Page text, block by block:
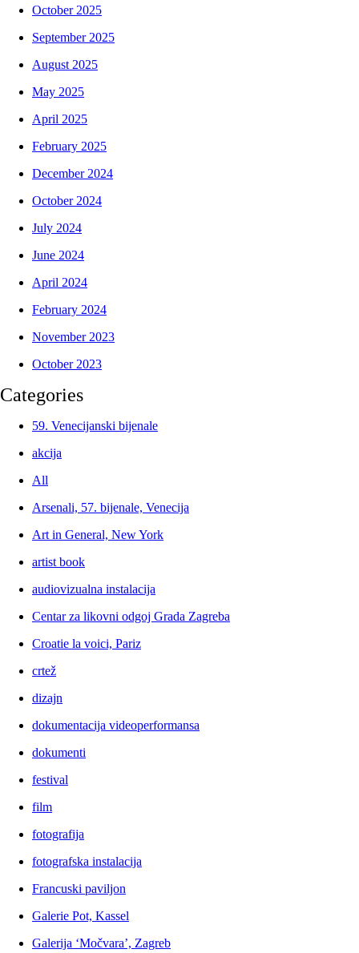
October 2025
September 2025
August 2025
May 2025
April 2025
February 2025
December 2024
October 2024
July 2024
June 2024
April 2024
February 2024
November 2023
October 2023
Categories
59. Venecijanski bijenale
akcija
All
Arsenali, 57. bijenale, Venecija
Art in General, New York
artist book
audiovizualna instalacija
Centar za likovni odgoj Grada Zagreba
Croatie la voici, Pariz
crtež
dizajn
dokumentacija videoperformansa
dokumenti
festival
film
fotografija
fotografska instalacija
Francuski paviljon
Galerie Pot, Kassel
Galerija ‘Močvara’, Zagreb